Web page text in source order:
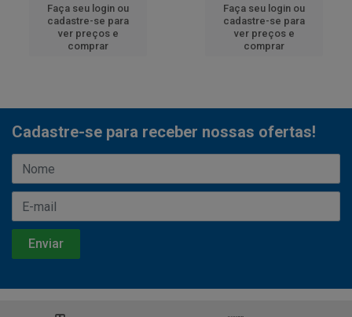
Faça seu login ou
cadastre-se para
ver preços e
comprar
Faça seu login ou
cadastre-se para
ver preços e
comprar
Cadastre-se para receber nossas ofertas!